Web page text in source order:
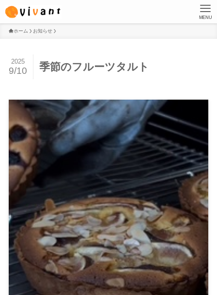
MENU
ホーム お知らせ
季節のフルーツタルト
2025
9/10